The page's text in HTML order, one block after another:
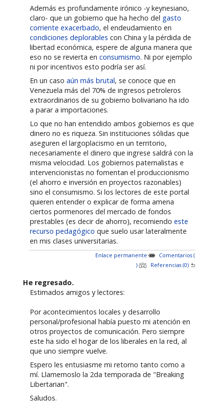
Además es profundamente irónico -y keynesiano,
claro- que un gobierno que ha hecho del gasto
corriente exacerbado, el endeudamiento en
condiciones deplorables con China y la pérdida de
libertad económica, espere de alguna manera que
eso no se revierta enconsumismo. Ni por ejemplo
ni por incentivos esto podría ser así.
En un casoaún más brutal, se conoce que en
Venezuela más del 70% de ingresos petroleros
extraordinarios de su gobierno bolivariano ha ido
a parar a importaciones.
Lo que no han entendido ambos gobiernos es que
dinero no es riqueza. Sin instituciones sólidas que
aseguren el largoplacismo en un territorio,
necesariamente el dinero que ingrese saldrá con la
misma velocidad. Los gobiernos paternalistas e
intervencionistas no fomentan el produccionismo
(el ahorro e inversión en proyectos razonables)
sino el consumismo. Si los lectores de este portal
quieren entender o explicar de forma amena
ciertos pormenores del mercado de fondos
prestables (es decir de ahorro), recomiendoeste
recurso pedagógico que suelo usar lateralmente
en mis clases universitarias.
Enlace permanente
Comentarios (
)
Referencias (0)
He regresado.
Estimados amigos y lectores:
Por acontecimientos locales y desarrollo
personal/profesional había puesto mi atención en
otros proyectos de comunicación. Pero siempre
este ha sido el hogar de los liberales en la red, al
que uno siempre vuelve.
Espero les entusiasme mi retorno tanto como a
mí. Llamemoslo la 2da temporada de "Breaking
Libertarian".
Saludos.